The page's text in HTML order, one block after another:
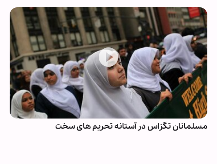
مسلمانان تگزاس در آستانه تحریم های سخت